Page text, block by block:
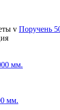
v Поручень
мм.
мм.